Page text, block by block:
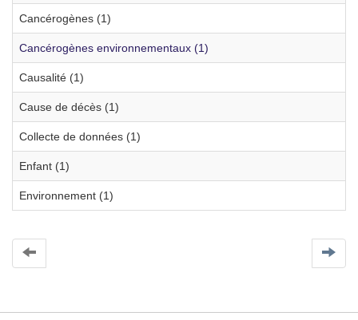
Cancérogènes (1)
Cancérogènes environnementaux (1)
Causalité (1)
Cause de décès (1)
Collecte de données (1)
Enfant (1)
Environnement (1)